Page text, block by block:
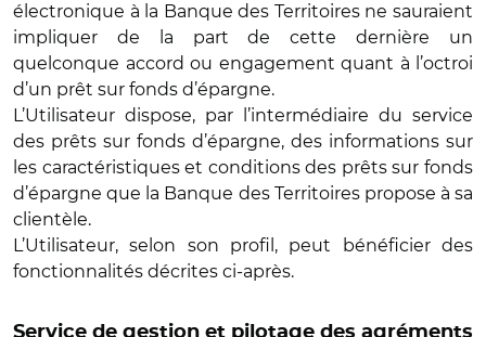
électronique à la Banque des Territoires ne sauraient
impliquer de la part de cette dernière un
quelconque accord ou engagement quant à l’octroi
d’un prêt sur fonds d’épargne.
L’Utilisateur dispose, par l’intermédiaire du service
des prêts sur fonds d’épargne, des informations sur
les caractéristiques et conditions des prêts sur fonds
d’épargne que la Banque des Territoires propose à sa
clientèle.
L’Utilisateur, selon son profil, peut bénéficier des
fonctionnalités décrites ci-après.
Service de gestion et pilotage des agréments